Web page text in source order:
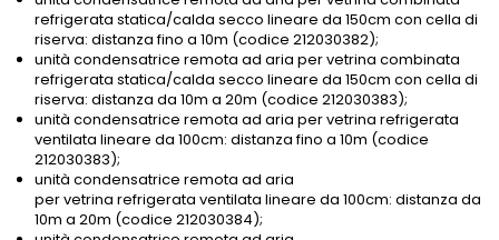
refrigerata statica/calda secco lineare da 150cm con cella di
riserva: distanza fino a 10m (codice 212030382);
unità condensatrice remota ad aria per vetrina combinata
refrigerata statica/calda secco lineare da 150cm con cella di
riserva: distanza da 10m a 20m (codice 212030383);
unità condensatrice remota ad aria per vetrina refrigerata
ventilata lineare da 100cm: distanza fino a 10m (codice
212030383);
unità condensatrice remota ad aria
per vetrina refrigerata ventilata lineare da 100cm: distanza da
10m a 20m (codice 212030384);